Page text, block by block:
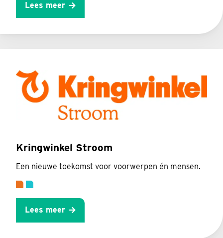
Lees meer
Kringwinkel Stroom
Een nieuwe toekomst voor voorwerpen én mensen.
Lees meer